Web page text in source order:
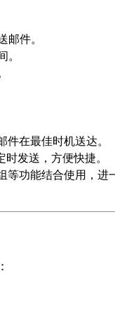
邮件。
。
件在最佳时机送达。
发送，方便快捷。
功能结合使用，进